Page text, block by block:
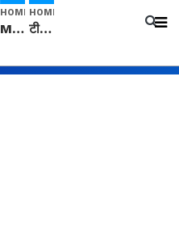
HOME
Mangalsutra: हिंदू धर्म में शादी के बाद मंगलसूत्र क्यों पहनती है महिलाएं, किसने शुरु की ये परंपरा
HOME
टीम बीकेई ने एग्रीकल्चर ग्रेड की यूरिया खाद गट्टों में बदलकर टेक्निकल ग्रेड में बेचने वालों पर करवाई कार्रवाई: लखविंदर सिंह औलख